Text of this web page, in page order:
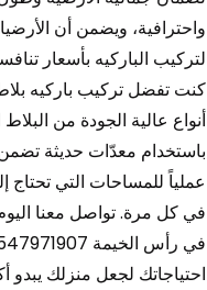
واحترافية، ويضمن أن
كنت تفضل تركيب باركيه
أنواع عالية الجودة من
باستخدام معدّات حديثة تضمن
عملياً للمساحات التي تحتاج
في كل مرة. تواصل معنا
احتياجاتك لجعل منزلك يبدو